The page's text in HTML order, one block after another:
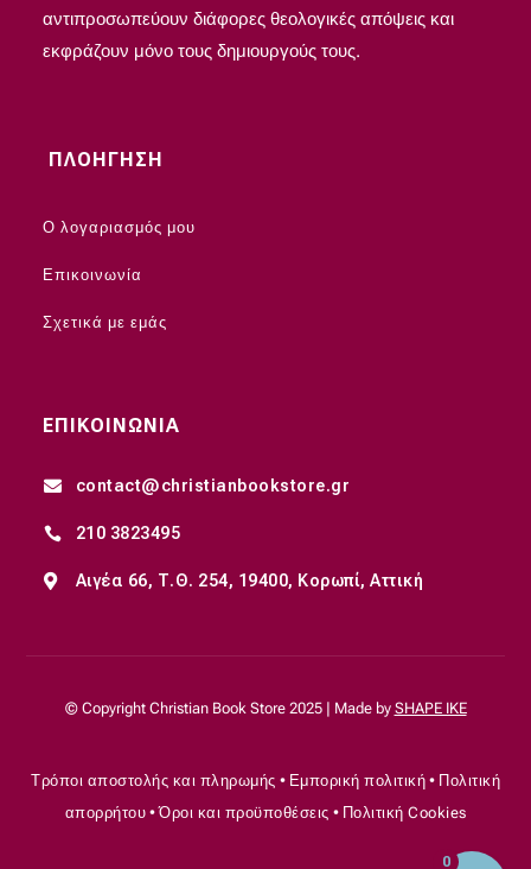
αντιπροσωπεύουν διάφορες θεολογικές απόψεις και
εκφράζουν μόνο τους δημιουργούς τους.
ΠΛΟΗΓΗΣΗ
Ο λογαριασμός μου
Επικοινωνία
Σχετικά με εμάς
ΕΠΙΚΟΙΝΩΝΙΑ
 contact@christianbookstore.gr
 210 3823495
 Αιγέα 66, Τ.Θ. 254, 19400, Κορωπί, Αττική
© Copyright Christian Book Store 2025 | Made by SHAPE IKE
Τρόποι αποστολής και πληρωμής • Εμπορική πολιτική • Πολιτική
απορρήτου •Όροι και προϋποθέσεις • Πολιτική Cookies
0